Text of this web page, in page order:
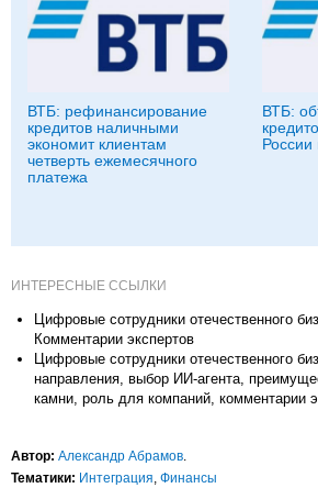
ВТБ: рефинансирование
кредитов наличными
экономит клиентам
четверть ежемесячного
платежа
ВТБ:
ИНТЕРЕСНЫЕ ССЫЛКИ
Цифровые сотрудники отечественного
Комментарии экспертов
Цифровые сотрудники отечественного
направления, выбор ИИ-агента,
камни, роль для компаний, комментарии
Автор: Александр Абрамов.
Тематики: Интеграция, Финансы